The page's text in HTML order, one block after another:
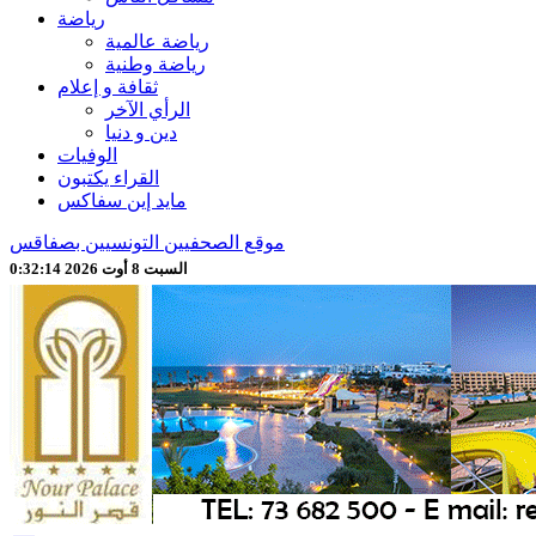
رياضة
رياضة عالمية
رياضة وطنية
ثقافة و إعلام
الرأي الآخر
دين و دنيا
الوفيات
القراء يكتبون
مايد إين سفاكس
موقع الصحفيين التونسيين بصفاقس
السبت 8 أوت 2026 0:32:16